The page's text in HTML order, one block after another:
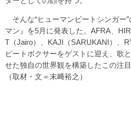
そんな“ヒューマンビートシンガー
マン』を5月に発表した。AFRA、
T（Jairo）、KAJI（SARUKANI）、
ビートボクサーをゲストに迎え、歌
せた独自の世界観を構築したこの注
（取材・文＝末﨑裕之）